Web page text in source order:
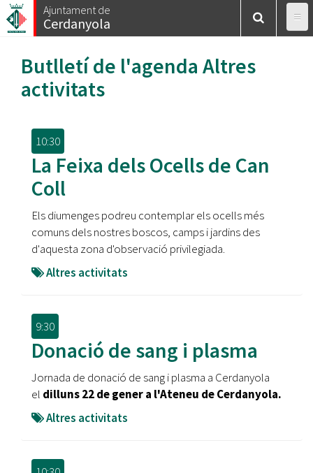
Vés
al
Ajuntament de
Cerdanyola
Butlletí de l'agenda Altres
activitats
10:30
La Feixa dels Ocells de Can
Coll
Els diumenges podreu contemplar els ocells més
comuns dels nostres boscos, camps i jardins des
d'aquesta zona d'observació privilegiada.
Altres activitats
9:30
Donació de sang i plasma
Jornada de donació de sang i plasma a Cerdanyola
el dilluns 22 de gener a l'Ateneu de Cerdanyola.
Altres activitats